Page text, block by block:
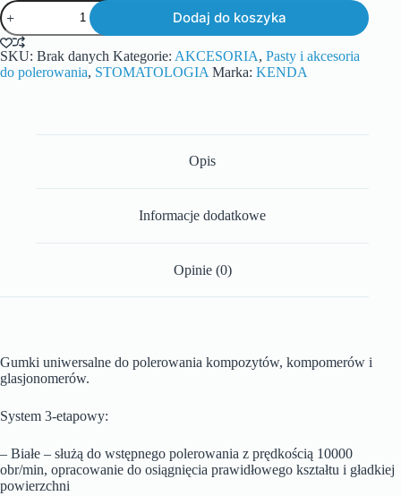
Dodaj do koszyka
SKU: Brak danych Kategorie: AKCESORIA, Pasty i akcesoria
do polerowania, STOMATOLOGIA Marka: KENDA
Opis
Informacje dodatkowe
Opinie (0)
Gumki uniwersalne do polerowania kompozytów, kompomerów i
glasjonomerów.
System 3-etapowy:
– Białe – służą do wstępnego polerowania z prędkością 10000
obr/min, opracowanie do osiągnięcia prawidłowego kształtu i gładkiej
powierzchni